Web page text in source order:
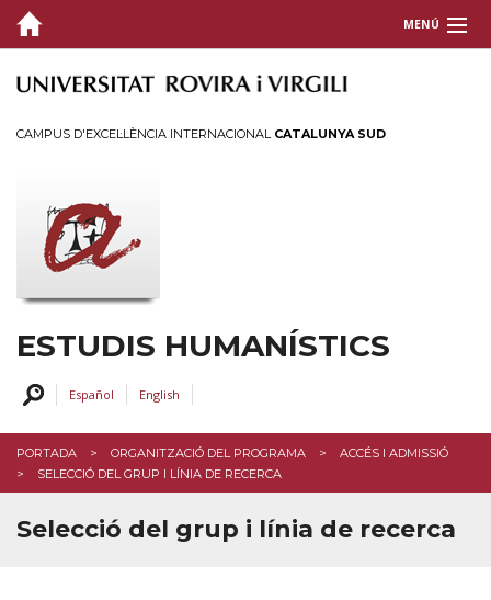
MENÚ
PRESENTACIÓ
Informació pràctica
Seguiment del doctorand
Tesi doctoral
CAMPUS D'EXCEL·LÈNCIA INTERNACIONAL CATALUNYA SUD
ESTUDIS HUMANÍSTICS
Español English
PORTADA ORGANITZACIÓ DEL PROGRAMA
ACCÉS I ADMISSIÓ
SELECCIÓ DEL GRUP I LÍNIA DE RECERCA
Selecció del grup i línia de recerca